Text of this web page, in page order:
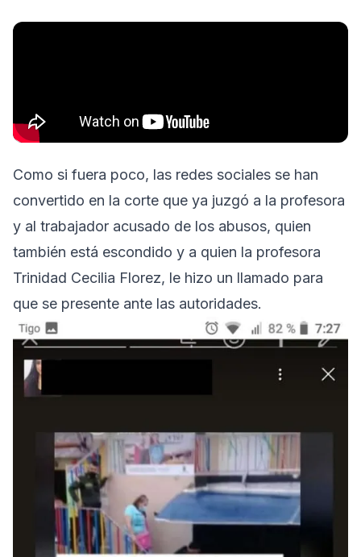
Como si fuera poco, las redes sociales se han
convertido en la corte que ya juzgó a la profesora
y al trabajador acusado de los abusos, quien
también está escondido y a quien la profesora
Trinidad Cecilia Florez, le hizo un llamado para
que se presente ante las autoridades.